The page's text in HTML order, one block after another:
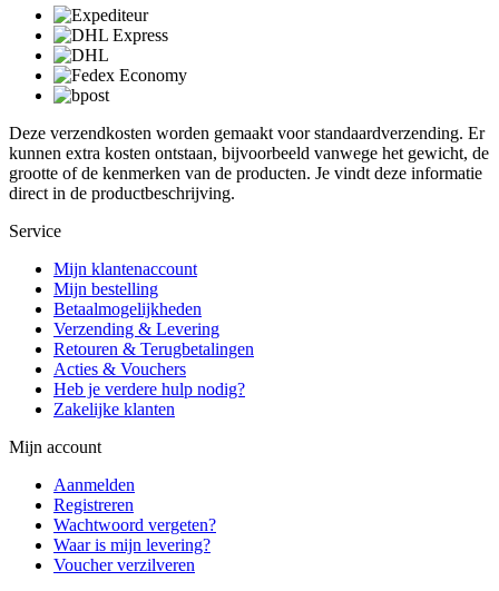
Deze verzendkosten worden gemaakt voor standaardverzending. Er
kunnen extra kosten ontstaan, bijvoorbeeld vanwege het gewicht, de
grootte of de kenmerken van de producten. Je vindt deze informatie
direct in de productbeschrijving.
Service
Mijn klantenaccount
Mijn bestelling
Betaalmogelijkheden
Verzending & Levering
Retouren & Terugbetalingen
Acties & Vouchers
Heb je verdere hulp nodig?
Zakelijke klanten
Mijn account
Aanmelden
Registreren
Wachtwoord vergeten?
Waar is mijn levering?
Voucher verzilveren